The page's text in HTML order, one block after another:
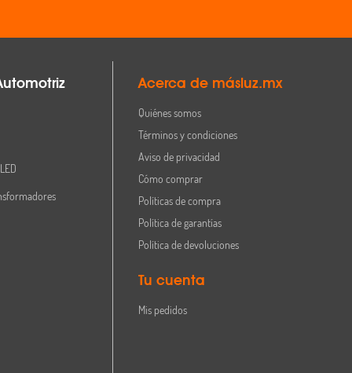
Acerca de másluz.mx
Quiénes somos
Términos y condiciones
Aviso de privacidad
Cómo comprar
Políticas de compra
Política de garantías
Política de devoluciones
Tu cuenta
Mis pedidos